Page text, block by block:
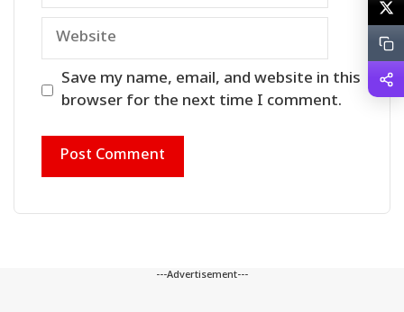
Website
Save my name, email, and website in this
browser for the next time I comment.
---Advertisement---